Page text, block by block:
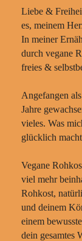
Liebe &
es, meinem
In meiner
durch vegane
freies &
Angefangen
Jahre
vieles. Was
glücklich
Vegane
viel mehr
Rohkost,
und deinem
einem
dein gesamtes